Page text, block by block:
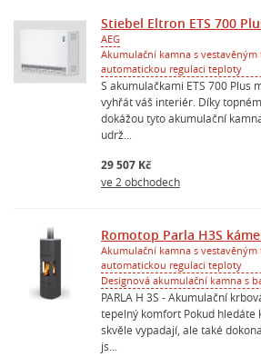
Stiebel Eltron ETS 700
AEG
Akumulační kamna s
automatickou regulaci teploty
S akumulačkami ETS 700 Plus
vyhřát váš interiér. Díky
dokážou tyto akumulační
udrž...
29 507 Kč
ve 2 obchodech
Romotop Parla H3S
Akumulační kamna s
automatickou regulaci teploty
Designová akumulační kamna s
PARLA H 3S - Akumulační
tepelný komfort Pokud hledáte
skvěle vypadají, ale také
js...